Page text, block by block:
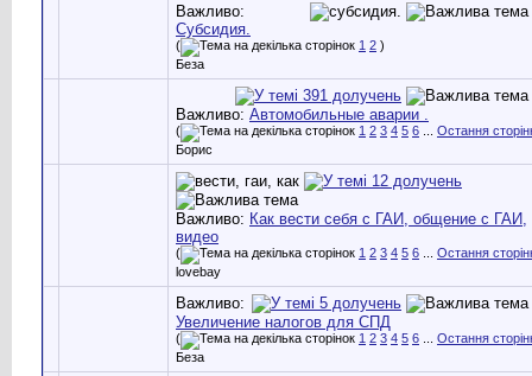
Важливо:
Субсидия.
( 1 2 )
Беза
Важливо: Автомобильные аварии .
( 1 2 3 4 5 6
Остання
Борис
Важливо: Как вести себя с ГАИ, общение с ГАИ,
видео
( 1 2 3 4 5 6
Остання
lovebay
Важливо:
Увеличение налогов для СПД
( 1 2 3 4 5 6
Остання
Беза